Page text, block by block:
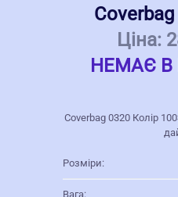
Ціна:
НЕМАЄ В
Coverbag 0320 Колір
Розміри:
Вага: